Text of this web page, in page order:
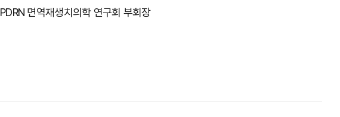
PDRN 면역재생치의학 연구회 부회장